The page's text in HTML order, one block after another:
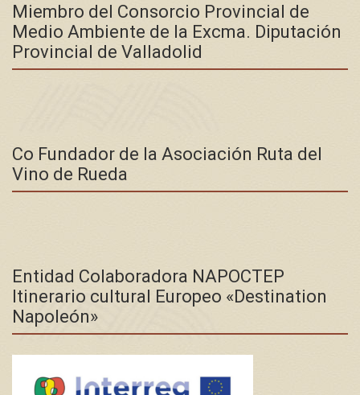
Miembro del Consorcio Provincial de
Medio Ambiente de la Excma. Diputación
Provincial de Valladolid
Co Fundador de la Asociación Ruta del
Vino de Rueda
Entidad Colaboradora NAPOCTEP
Itinerario cultural Europeo «Destination
Napoleón»